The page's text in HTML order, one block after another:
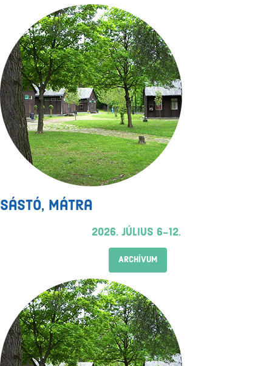
Sástó, Mátra
2026. július 6-12.
ARCHÍVUM